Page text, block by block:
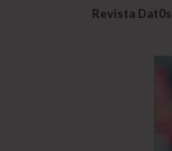
Revista Dat0s